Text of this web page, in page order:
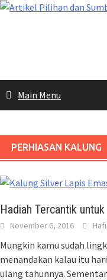
Skip
Main Menu
PERHIASAN KALUNG
Hadiah Tercantik
November 6, 2016
Mungkin kamu sudah
menandakan kalau itu
ulang tahunnya.